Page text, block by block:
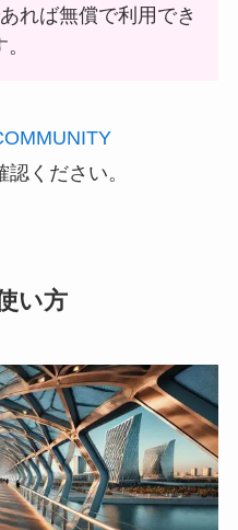
れば無償で利用でき
ください。
い方